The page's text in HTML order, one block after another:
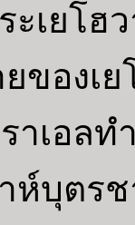
ะเยโ
ของเ
าเอลท
ห์บุตร